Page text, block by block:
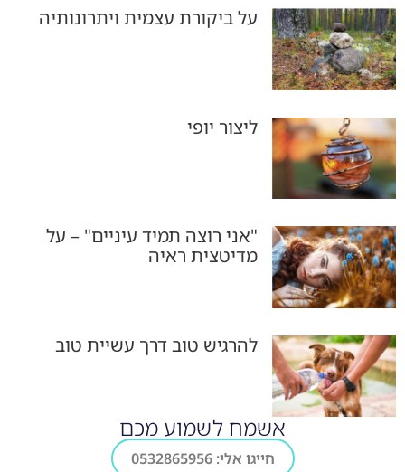
על ביקורת עצמית ויתרונותיה
ליצור יופי
"אני רוצה תמיד עיניים" – על
מדיטצית ראיה
להרגיש טוב דרך עשיית טוב
אשמח לשמוע מכם
חייגו אלי: 0532865956